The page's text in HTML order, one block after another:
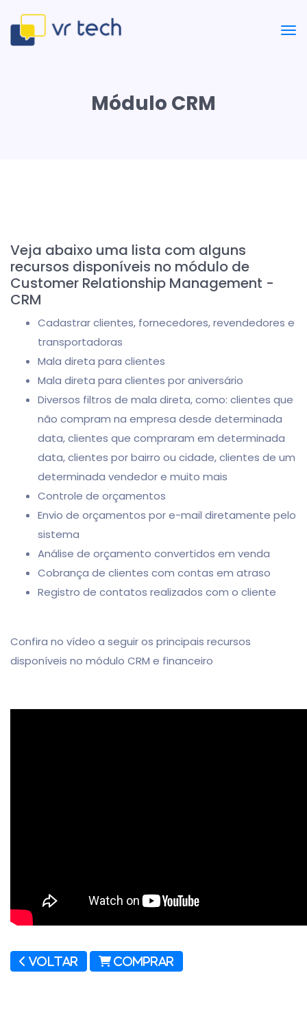
Módulo CRM
Veja abaixo uma lista com alguns
recursos disponíveis no módulo de
Customer Relationship Management -
CRM
Cadastrar clientes, fornecedores, revendedores e
transportadoras
Mala direta para clientes
Mala direta para clientes por aniversário
Diversos filtros de mala direta, como: clientes que
não compram na empresa desde determinada
data, clientes que compraram em determinada
data, clientes por bairro ou cidade, clientes de um
determinada vendedor e muito mais
Controle de orçamentos
Envio de orçamentos por e-mail diretamente pelo
sistema
Análise de orçamento convertidos em venda
Cobrança de clientes com contas em atraso
Registro de contatos realizados com o cliente
Confira no vídeo a seguir os principais recursos
disponíveis no módulo CRM e financeiro
Voltar Comprar